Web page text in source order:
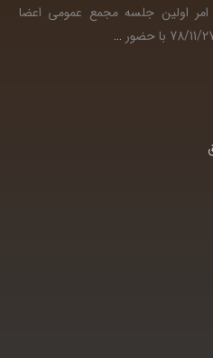
امر اولین جلسه مجمع عمومی اعضا
…